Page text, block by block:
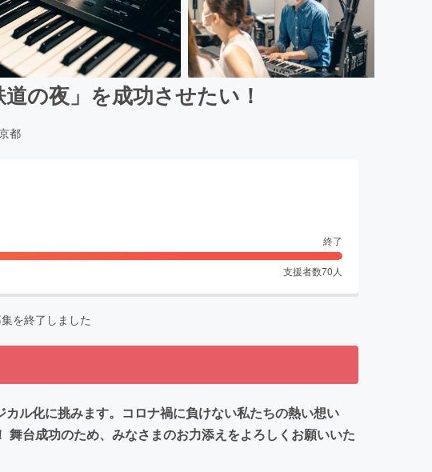
の夜」を成功させたい！
都
終了
支援者数70 人
を終了しました
ル化に挑みます。コロナ禍に負けない私たちの熱い想い
台成功のため、みなさまのお力添えをよろしくお願いいた